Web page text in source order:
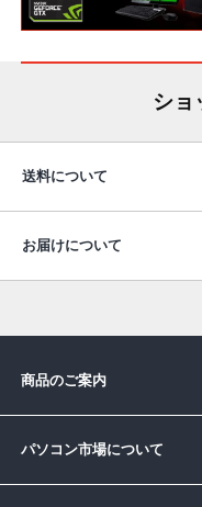
ショ
送料について
お届けについて
商品のご案内
パソコン市場について